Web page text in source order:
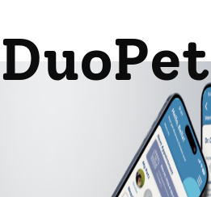
DuoPet